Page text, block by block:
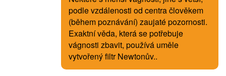
podle vzdálenosti od centra člověkem
(během poznávání) zaujaté pozornosti.
Exaktní věda, která se potřebuje
vágnosti zbavit, používá uměle
vytvořený filtr Newtonův..